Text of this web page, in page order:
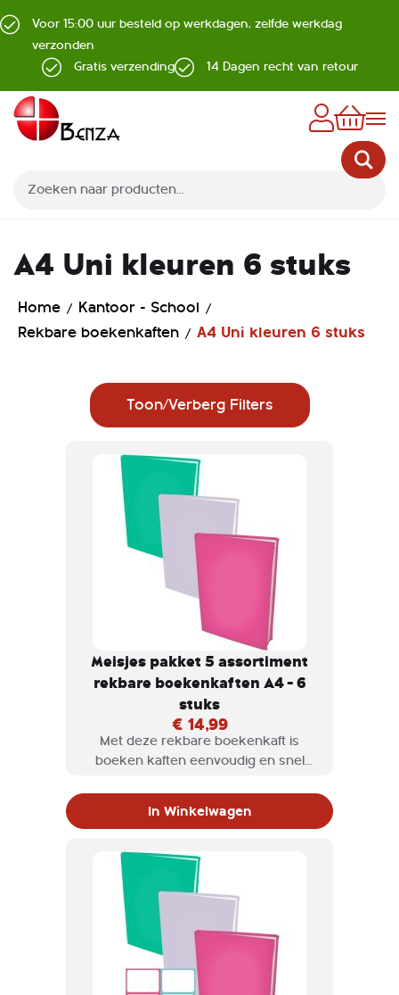
Voor 15:00 uur besteld op werkdagen, zelfde werkdag
verzonden
Gratis verzending
14 Dagen recht van retour
A4 Uni kleuren 6 stuks
Home
Kantoor - School
Rekbare boekenkaften
A4 Uni kleuren 6 stuks
Toon/Verberg Filters
Meisjes pakket 5 assortiment
rekbare boekenkaften A4 - 6
stuks
€ 14,99
Met deze rekbare boekenkaft is
boeken kaften eenvoudig en snel
maten.
In Winkelwagen